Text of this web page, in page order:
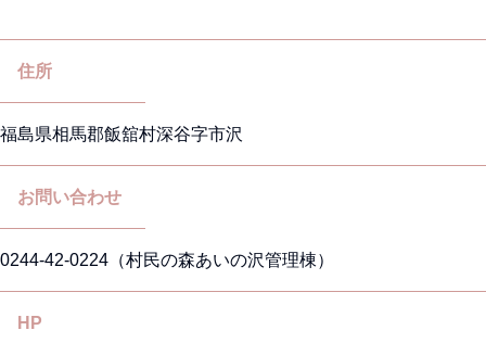
住所
福島県相馬郡飯舘村深谷字市沢
お問い合わせ
0244-42-0224（村民の森あいの沢管理棟）
HP